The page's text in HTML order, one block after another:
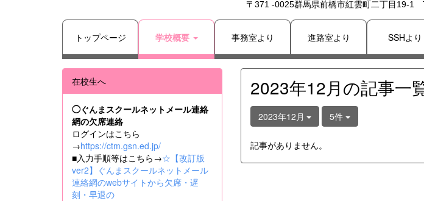
〒371 -0025群馬県前橋市紅雲町二丁目19-
トップページ 学校概要 事務室より 進路室より SSHより
2023年12月の記事一
2023年12月 5件
記事がありません。
在校生へ
◯ぐんまスクールネットメール連絡
網の欠席連絡
ログインはこちら
→https://ctm.gsn.ed.jp/
■入力手順等はこちら→☆【改訂版
ver2】ぐんまスクールネットメール
連絡網のwebサイトから欠席・遅
刻・早退の